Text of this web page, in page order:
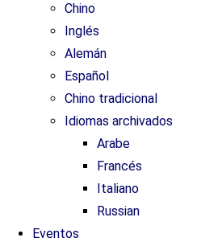
Chino
Inglés
Alemán
Español
Chino tradicional
Idiomas archivados
Arabe
Francés
Italiano
Russian
Eventos